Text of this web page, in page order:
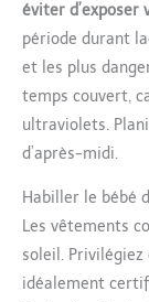
éviter d’exposer
période durant
et les plus
temps couvert,
ultraviolets.
d’après-midi.
Habiller le bébé
Les vêtements
soleil.
idéalement